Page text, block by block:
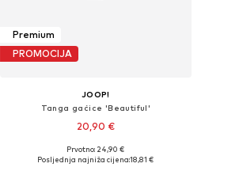
Premium
PROMOCIJA
JOOP!
Tanga gaćice 'Beautiful'
20,90 €
Dostupne veličine: S, M, L
Prvotno: 24,90 €
Posljednja najniža cijena:18,81 €